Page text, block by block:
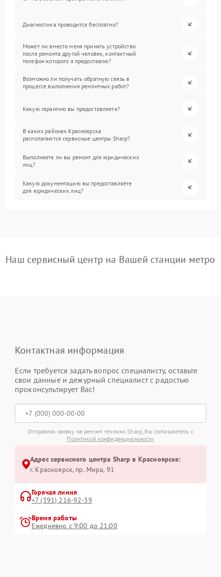
Диагностика проводится бесплатно?
Может ли вместо меня принять устройство
после ремонта другой человек, контактный
телефон которого я предоставлю?
Возможно ли получать обратную связь в
процессе выполнения ремонтных работ?
Какую гарантию вы предоставляете?
В каких районах Красноярска
располагаются сервисные центры Sharp?
Выполняете ли вы ремонт для юридических
лиц?
Какую документацию вы предоставляете
для юридических лиц?
Наш сервисный центр на Вашей станции метро
Контактная информация
Если требуется задать вопрос специалисту, оставьте
свои данные и дежурный специалист с радостью
проконсультирует Вас!
Отправляя заявку на ремонт техники Sharp, Вы соглашаетесь с
Политикой конфиденциальности
Адрес сервисного центра Sharp в Красноярске:
г. Красноярск, ​пр. Мира, 91
Горячая линия
+7 (391) 216-92-39
Время работы
Ежедневно с 9:00 до 21:00